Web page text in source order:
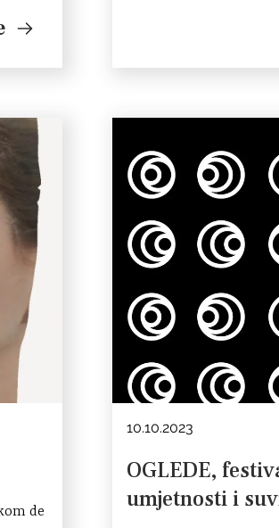
i
Scenski pokret: Mia
Produkcija: Štoos
2024. , […]
de
10.10.2023
OGLEDE,
umjetnosti i